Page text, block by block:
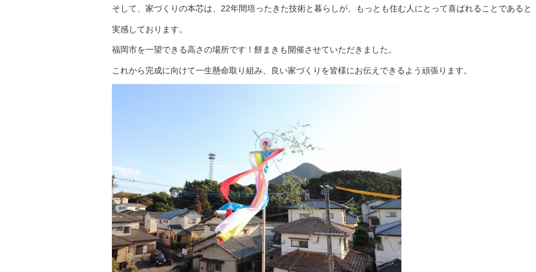
そして、家づくりの本芯は、22年間培ったきた技術と暮らしが、もっとも住む人にとって喜ばれることであると
実感しております。
福岡市を一望できる高さの場所です！餅まきも開催させていただきました。
これから完成に向けて一生懸命取り組み、良い家づくりを皆様にお伝えできるよう頑張ります。